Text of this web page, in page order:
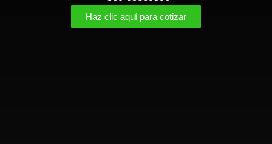
Haz clic aquí para cotizar